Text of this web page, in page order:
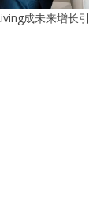
成未来增长引